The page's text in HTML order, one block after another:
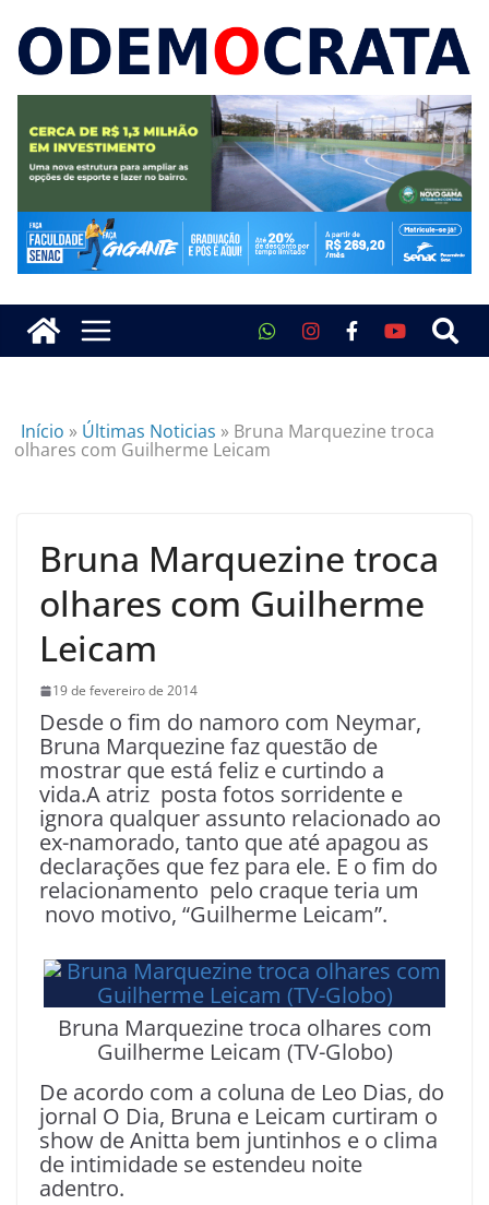
Início » Últimas Noticias » Bruna Marquezine troca
olhares com Guilherme Leicam
Bruna Marquezine troca
olhares com Guilherme
Leicam
19 de fevereiro de 2014
Desde o fim do namoro com Neymar,
Bruna Marquezine faz questão de
mostrar que está feliz e curtindo a
vida.A atriz posta fotos sorridente e
ignora qualquer assunto relacionado ao
ex-namorado, tanto que até apagou as
declarações que fez para ele. E o fim do
relacionamento pelo craque teria um
novo motivo, “Guilherme Leicam”.
Bruna Marquezine troca olhares com
Guilherme Leicam (TV-Globo)
De acordo com a coluna de Leo Dias, do
jornal O Dia, Bruna e Leicam curtiram o
show de Anitta bem juntinhos e o clima
de intimidade se estendeu noite
adentro.